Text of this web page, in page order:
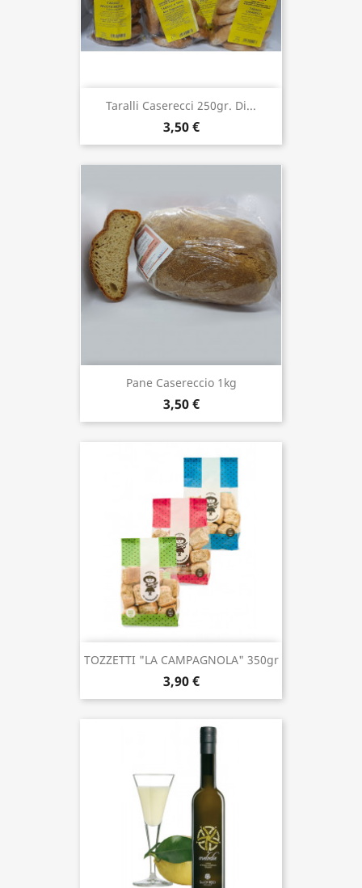
Taralli Caserecci 250gr. Di...
3,50 €
Pane Casereccio 1kg
3,50 €
TOZZETTI "LA CAMPAGNOLA" 350gr
3,90 €